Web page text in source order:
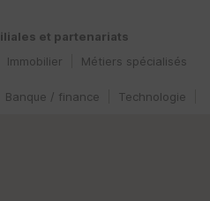
et partenariats
Métiers spécialisés
Immobilier
Technologie
Banque / finance